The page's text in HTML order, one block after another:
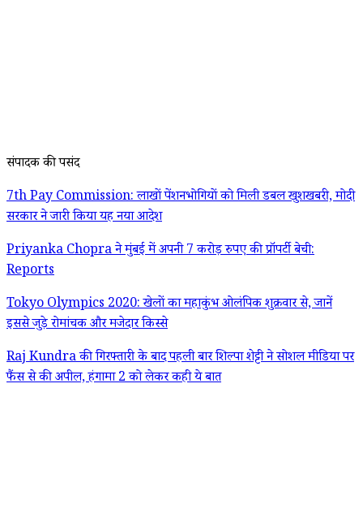
संपादक की पसंद
7th Pay Commission: लाखों पेंशनभोगियों को मिली डबल खुशखबरी, मोदी
सरकार ने जारी किया यह नया आदेश
Priyanka Chopra ने मुंबई में अपनी 7 करोड़ रुपए की प्रॉपर्टी बेची:
Reports
Tokyo Olympics 2020: खेलों का महाकुंभ ओलंपिक शुक्रवार से, जानें
इससे जुड़े रोमांचक और मजेदार किस्से
Raj Kundra की गिरफ्तारी के बाद पहली बार शिल्पा शेट्टी ने सोशल मीडिया पर
फैंस से की अपील, हंगामा 2 को लेकर कही ये बात